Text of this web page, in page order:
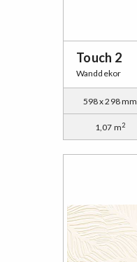
Touch 2
Wanddekor
598 x 298 mm
1,07 m2